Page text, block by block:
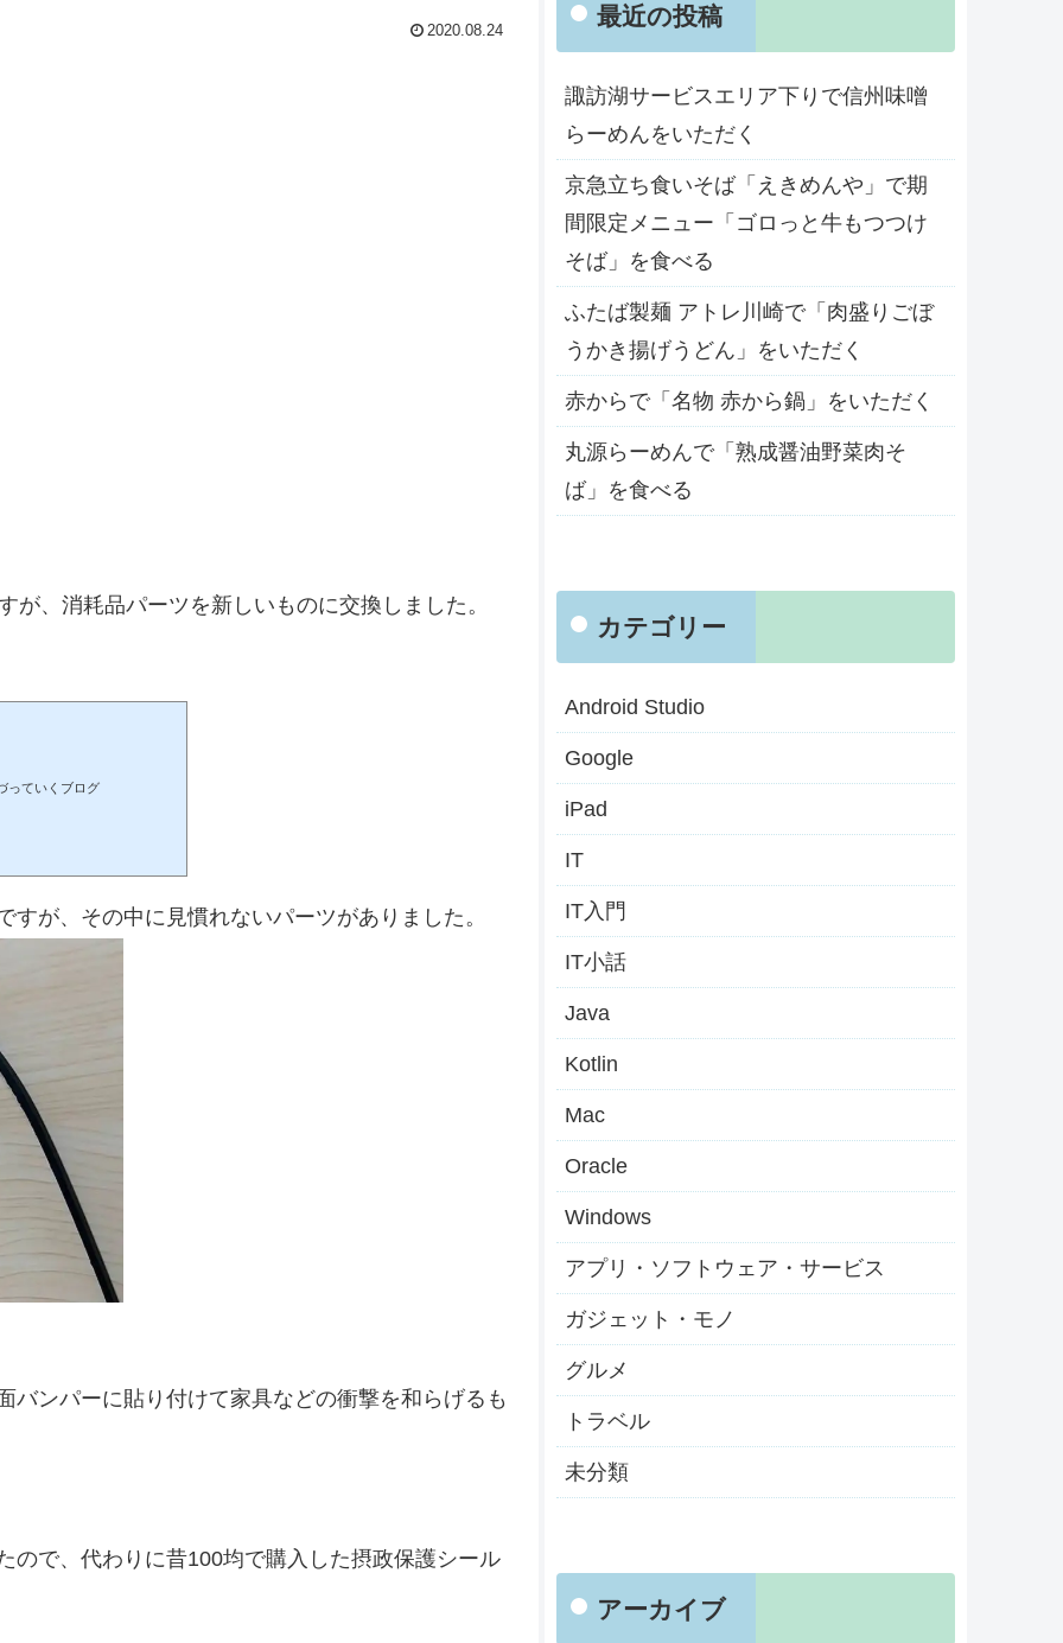
2020.08.24
が、消耗品パーツを新しいものに交換しました。
っていくブログ
が、その中に見慣れないパーツがありました。
バンパーに貼り付けて家具などの衝撃を和らげるも
ので、代わりに昔100均で購入した摂政保護シール
最近の投稿
諏訪湖サービスエリア下りで信州味噌
らーめんをいただく
京急立ち食いそば「えきめんや」で期
間限定メニュー「ゴロっと牛もつつけ
そば」を食べる
ふたば製麺 アトレ川崎で「肉盛りごぼ
うかき揚げうどん」をいただく
赤からで「名物 赤から鍋」をいただく
丸源らーめんで「熟成醤油野菜肉そ
ば」を食べる
カテゴリー
Android Studio
Google
iPad
IT
IT入門
IT小話
Java
Kotlin
Mac
Oracle
Windows
アプリ・ソフトウェア・サービス
ガジェット・モノ
グルメ
トラベル
未分類
アーカイブ